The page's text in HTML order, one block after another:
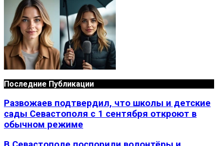
Последние Публикации
Развожаев подтвердил, что школы и детские
сады Севастополя с 1 сентября откроют в
обычном режиме